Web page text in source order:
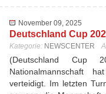
November 09, 2025
Deutschland Cup
Kategorie: NEWSCENTER
(Deutschland Cup
Nationalmannschaft
verteidigt. Im letzten